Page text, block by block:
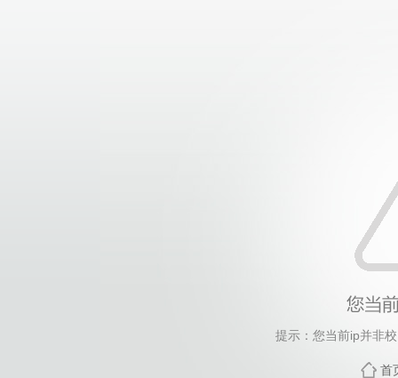
提示：您当前ip并非
首